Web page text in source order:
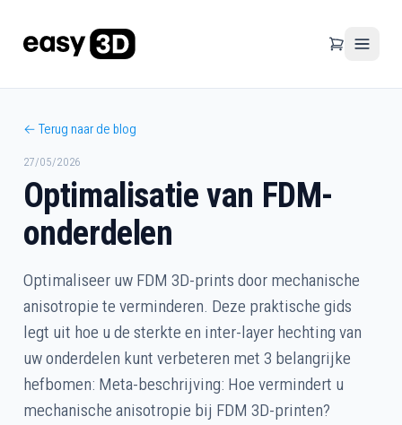
← Terug naar de blog
27/05/2026
Optimalisatie van FDM-
onderdelen
Optimaliseer uw FDM 3D-prints door mechanische
anisotropie te verminderen. Deze praktische gids
legt uit hoe u de sterkte en inter-layer hechting van
uw onderdelen kunt verbeteren met 3 belangrijke
hefbomen: Meta-beschrijving: Hoe vermindert u
mechanische anisotropie bij FDM 3D-printen?